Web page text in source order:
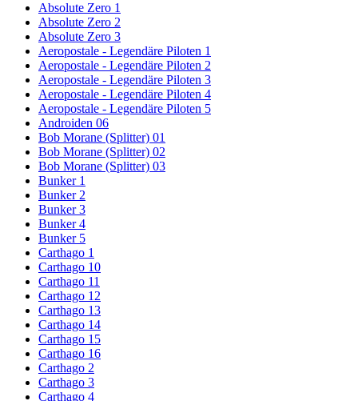
Absolute Zero 1
Absolute Zero 2
Absolute Zero 3
Aeropostale - Legendäre Piloten 1
Aeropostale - Legendäre Piloten 2
Aeropostale - Legendäre Piloten 3
Aeropostale - Legendäre Piloten 4
Aeropostale - Legendäre Piloten 5
Androiden 06
Bob Morane (Splitter) 01
Bob Morane (Splitter) 02
Bob Morane (Splitter) 03
Bunker 1
Bunker 2
Bunker 3
Bunker 4
Bunker 5
Carthago 1
Carthago 10
Carthago 11
Carthago 12
Carthago 13
Carthago 14
Carthago 15
Carthago 16
Carthago 2
Carthago 3
Carthago 4